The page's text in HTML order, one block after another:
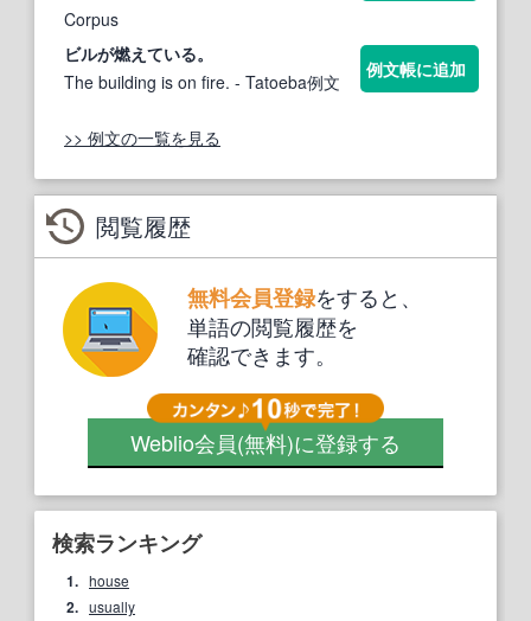
Corpus
ビルが燃えている。
The building is on fire. - Tatoeba例文
例文帳に追加
>> 例文の一覧を見る
閲覧履歴
無料会員登録をすると、
単語の閲覧履歴を
確認できます。
Weblio会員(無料)に登録する
検索ランキング
1. house
2. usually